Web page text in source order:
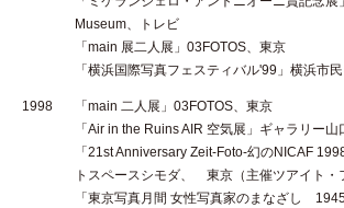
Museum、トレビ
「main 展二人展」03FOTOS、東京
「横浜国際写真フェスティバル'99」横浜市
1998
「main 二人展」03FOTOS、東京
「Air in the Ruins AIR 空気展」ギャラリー山
「21st Anniversary Zeit-Foto-幻のNICAF
トスペースシモダ、 東京（主催ツアイト・
「東京写真月間 女性写真家のまなざし